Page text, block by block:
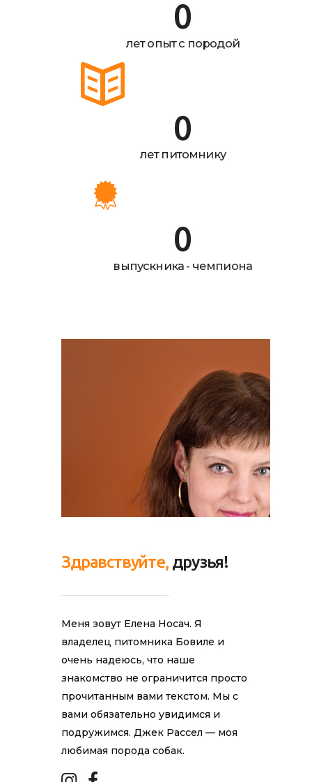
0
лет опыт с породой
0
лет питомнику
0
выпускника - чемпиона
Здравствуйте, друзья!
Меня зовут Елена Носач. Я
владелец питомника Бовиле и
очень надеюсь, что наше
знакомство не ограничится просто
прочитанным вами текстом. Мы с
вами обязательно увидимся и
подружимся. Джек Рассел — моя
любимая порода собак.